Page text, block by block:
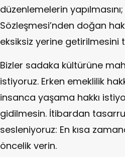
düzenlemelerin
Sözleşmesi’nden doğan
eksiksiz yerine getirilmesini
Bizler sadaka kültürüne
istiyoruz. Erken emeklilik
insanca yaşama hakkı
gidilmesin. İtibardan
sesleniyoruz: En kısa
öncelik verin.